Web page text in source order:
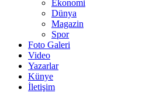
Ekonomi
Dünya
Magazin
Spor
Foto Galeri
Video
Yazarlar
Künye
İletişim